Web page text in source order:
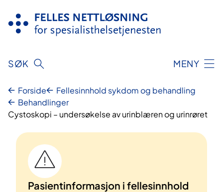
innhold
SØK MENY
Forside
Fellesinnhold sykdom og behandling
Behandlinger
Cystoskopi – undersøkelse av urinblæren og urinrøret
Pasientinformasjon i fellesinnhold